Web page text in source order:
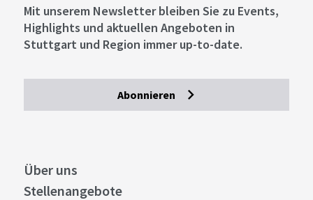
Mit unserem Newsletter bleiben Sie zu Events,
Highlights und aktuellen Angeboten in
Stuttgart und Region immer up-to-date.
Abonnieren
Über uns
Stellenangebote